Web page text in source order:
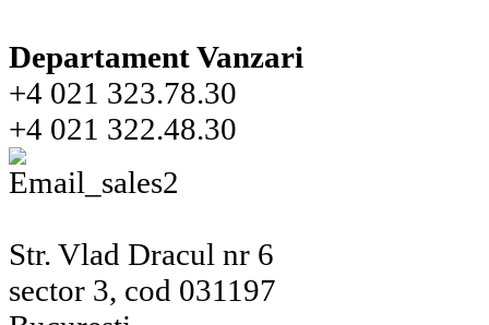
Departament Vanzari
+4 021 323.78.30
+4 021 322.48.30
Str. Vlad Dracul nr 6
sector 3, cod 031197